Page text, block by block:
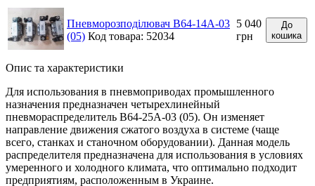
Пневморозподілювач В64-14А-03
(05) Код товара: 52034
5 040
грн
До
кошика
Опис та характеристики
Для использования в пневмоприводах промышленного
назначения предназначен четырехлинейный
пневмораспределитель В64-25А-03 (05). Он изменяет
направление движения сжатого воздуха в системе (чаще
всего, станках и станочном оборудовании). Данная модель
распределителя предназначена для использования в условиях
умеренного и холодного климата, что оптимально подходит
предприятиям, расположенным в Украине.